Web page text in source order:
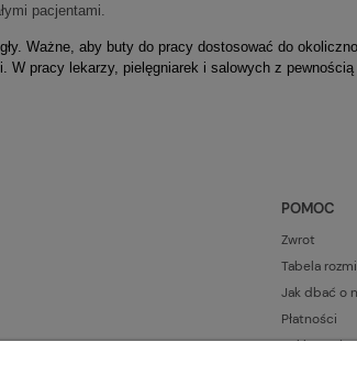
pacjentami.
Ważne, aby buty do pracy dostosować do
W pracy lekarzy, pielęgniarek i salowych z
POMOC
Zwrot
Tabela
Jak dbać o
Płatności
Reklamacje